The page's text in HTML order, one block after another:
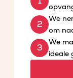
We
om
We
ideale